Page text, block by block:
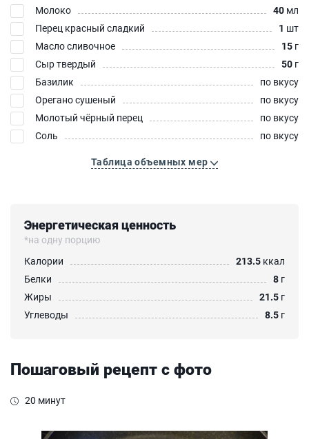
Молоко
40 мл
Перец красный сладкий
1 шт
Масло сливочное
15 г
Сыр твердый
50 г
Базилик
по вкусу
Орегано сушеный
по вкусу
Молотый чёрный перец
по вкусу
Соль
по вкусу
Таблица объемных мер
Энергетическая ценность
*на одну порцию
Калории
213.5 ккал
Белки
8 г
Жиры
21.5 г
Углеводы
8.5 г
Пошаговый рецепт с фото
20 минут